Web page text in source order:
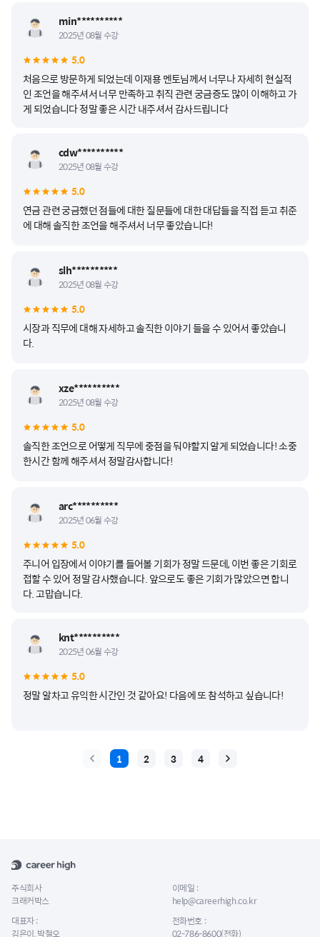
min**********
2025년 08월 수강
5.0
처음으로 방문하게 되었는데 이재용 멘토님께서 너무나 자세히 현실적
인 조언을 해주셔서 너무 만족하고 취직 관련 궁금증도 많이 이해하고 가
게 되었습니다 정말 좋은 시간 내주셔서 감사드립니다
cdw**********
2025년 08월 수강
5.0
연금 관련 궁금했던 점들에 대한 질문들에 대한 대답들을 직접 듣고 취준
에 대해 솔직한 조언을 해주셔서 너무 좋았습니다!
slh**********
2025년 08월 수강
5.0
시장과 직무에 대해 자세하고 솔직한 이야기 들을 수 있어서 좋았습니
다.
xze**********
2025년 08월 수강
5.0
솔직한 조언으로 어떻게 직무에 중점을 둬야할지 알게 되었습니다! 소중
한시간 함께 해주셔서 정말감사합니다!
arc**********
2025년 06월 수강
5.0
주니어 입장에서 이야기를 들어볼 기회가 정말 드문데, 이번 좋은 기회로
접할 수 있어 정말 감사했습니다. 앞으로도 좋은 기회가 많았으면 합니
다. 고맙습니다.
knt**********
2025년 06월 수강
5.0
정말 알차고 유익한 시간인 것 같아요! 다음에 또 참석하고 싶습니다!
1 2 3 4
주식회사
크래커박스
대표자 :
김은이, 박철오
이메일 :
help@careerhigh.co.kr
전화번호 :
02-786-8600(전화)